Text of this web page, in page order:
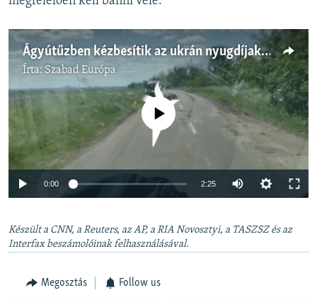
Ágyútűzben kézbesítik az ukrán nyugdíjakat
Írta: Szabad Európa
Auto 240p 360p 480p
720p
Jelenleg nincs elérhető tartalom
0:00 2:25
360p
480p
Készült a CNN, a Reuters, az AP, a RIA Novosztyi, a TASZSZ és az
Interfax beszámolóinak felhasználásával.
Megosztás Follow us